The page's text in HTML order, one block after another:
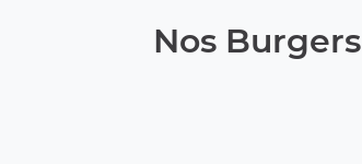
Nos Burgers